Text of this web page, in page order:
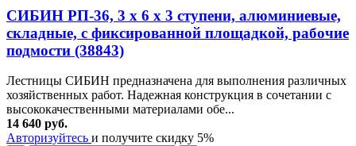
СИБИН РП-36, 3 х 6 х 3 ступени, алюминиевые,
складные, с фиксированной площадкой, рабочие
подмости (38843)
Лестницы СИБИН предназначена для выполнения различных
хозяйственных работ. Надежная конструкция в сочетании с
высококачественными материалами обе...
14 640 руб.
Авторизуйтесь и получите скидку 5%